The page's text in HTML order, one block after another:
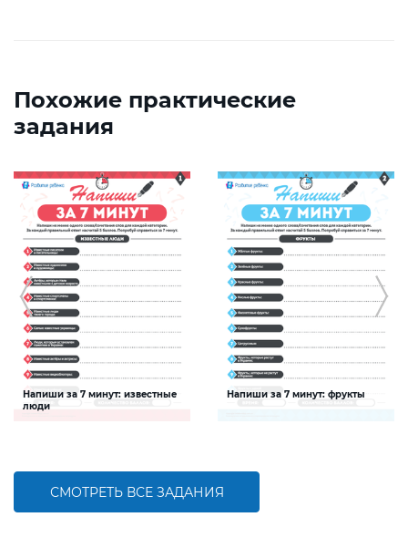
Похожие практические
задания
Напиши за 7 минут: известные
люди
Напиши за 7 минут: фрукты
СМОТРЕТЬ ВСЕ ЗАДАНИЯ